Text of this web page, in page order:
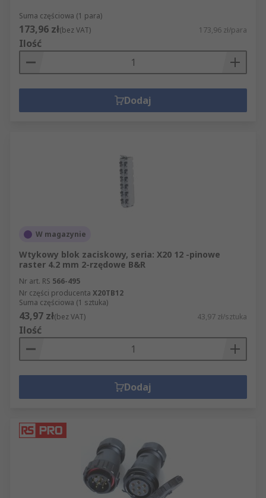
Suma częściowa (1 para)
173,96 zł(bez VAT) 173,96 zł/para
Ilość
Dodaj
W magazynie
Wtykowy blok zaciskowy, seria: X20 12 -pinowe
raster 4.2 mm 2-rzędowe B&R
Nr art. RS 566-495
Nr części producenta X20TB12
Suma częściowa (1 sztuka)
43,97 zł(bez VAT) 43,97 zł/sztuka
Ilość
Dodaj